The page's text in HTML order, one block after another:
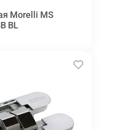
Morelli MS
BL